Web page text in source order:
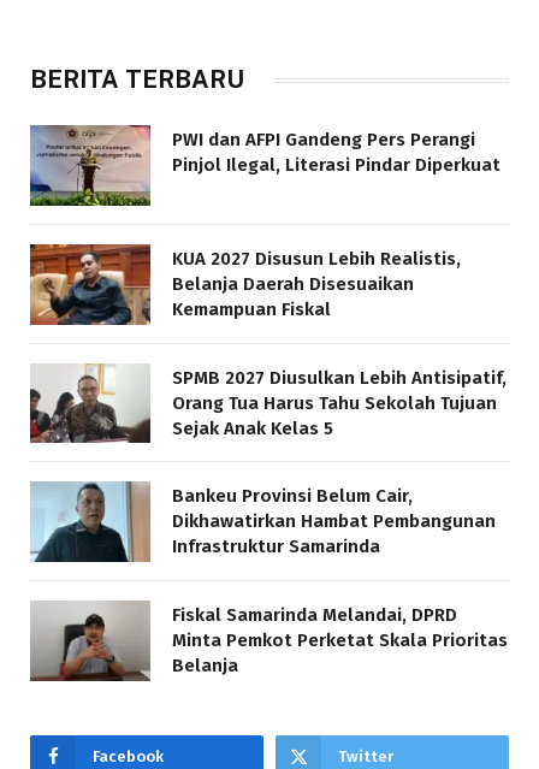
BERITA TERBARU
PWI dan AFPI Gandeng Pers Perangi
Pinjol Ilegal, Literasi Pindar Diperkuat
KUA 2027 Disusun Lebih Realistis,
Belanja Daerah Disesuaikan
Kemampuan Fiskal
SPMB 2027 Diusulkan Lebih Antisipatif,
Orang Tua Harus Tahu Sekolah Tujuan
Sejak Anak Kelas 5
Bankeu Provinsi Belum Cair,
Dikhawatirkan Hambat Pembangunan
Infrastruktur Samarinda
Fiskal Samarinda Melandai, DPRD
Minta Pemkot Perketat Skala Prioritas
Belanja
Facebook Twitter